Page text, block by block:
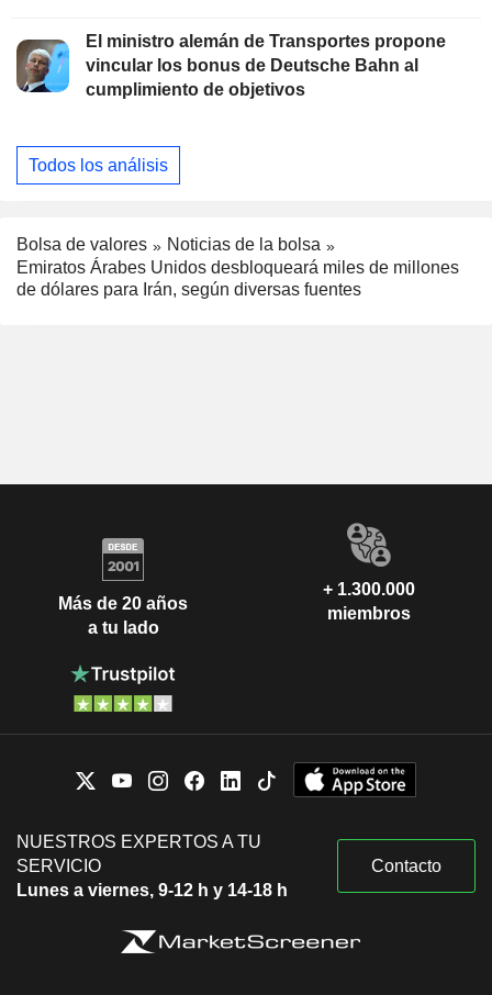
El ministro alemán de Transportes propone
vincular los bonus de Deutsche Bahn al
cumplimiento de objetivos
Todos los análisis
Bolsa de valores
Noticias de la bolsa
Emiratos Árabes Unidos desbloqueará miles de millones
de dólares para Irán, según diversas fuentes
Más de 20 años
a tu lado
+ 1.300.000
miembros
NUESTROS EXPERTOS A TU
SERVICIO
Lunes a viernes, 9-12 h y 14-18 h
Contacto